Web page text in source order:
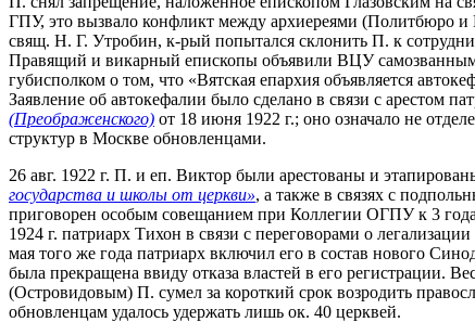
ГПУ, это вызвало конфликт между архиереями (Политбюро
свящ. Н. Г. Утробин, к-рый попытался склонить П. к
Правящий и викарный епископы объявили ВЦУ
губисполком о том, что «Вятская епархия объявляется
Заявление об автокефалии было сделано в связи с арестом
(Преображенского) от 18 июня 1922 г.; оно означало не
структур в Москве обновленцами.
26 авг. 1922 г. П. и еп. Виктор были арестованы и
государства и школы от церкви», а также в связях с
приговорен особым совещанием при Коллегии ОГПУ к 3
1924 г. патриарх Тихон в связи с переговорами о
мая того же года патриарх включил его в состав нового
была прекращена ввиду отказа властей в его регистрации.
(Островидовым) П. сумел за короткий срок возродить
обновленцам удалось удержать лишь ок. 40 церквей.